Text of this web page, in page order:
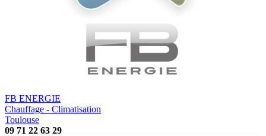
FB ENERGIE
Chauffage - Climatisation
Toulouse
09 71 22 63 29